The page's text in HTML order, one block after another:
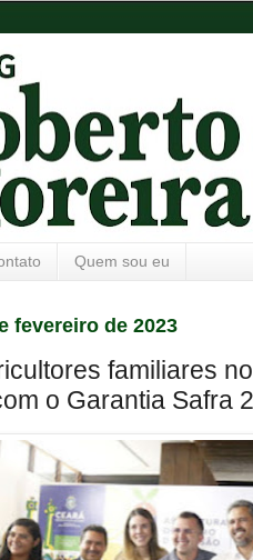
Quem sou eu
fevereiro de 2023
familiares
o Garantia Safra